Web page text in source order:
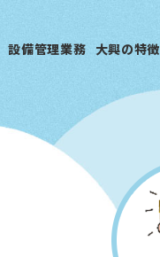
設備管理業務 大興の特徴